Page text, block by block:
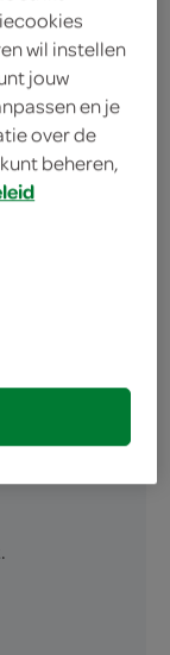
wil instellen
jouw
en je
over de
beheren,